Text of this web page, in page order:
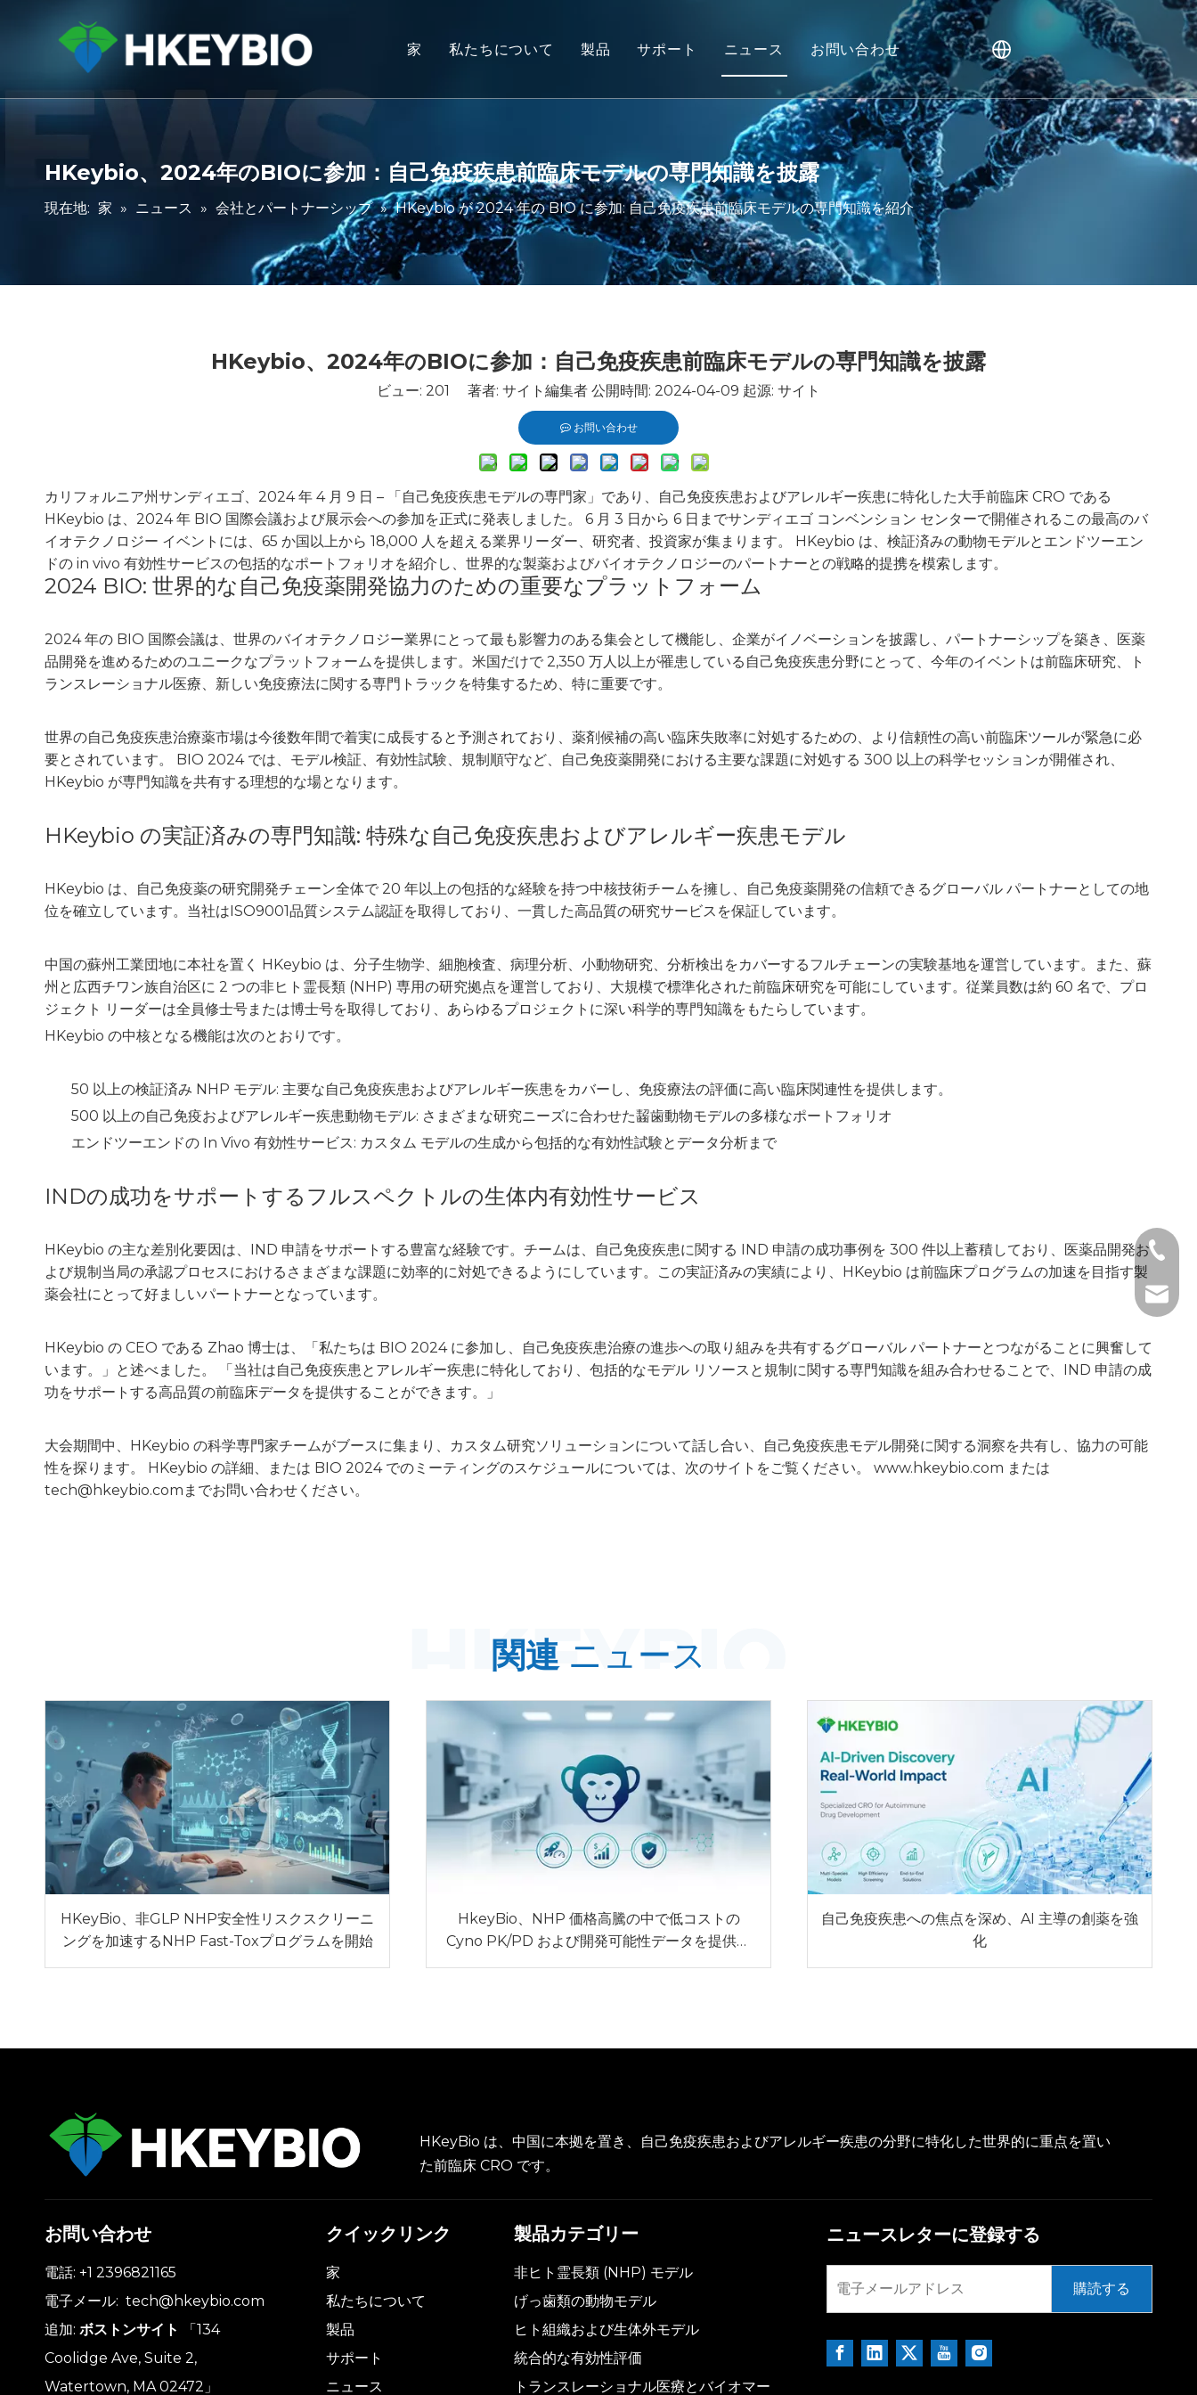
家 私たちについて 製品
ヒト組織および生体外モデル
統合的な有効性評価
トランスレーショナル医療とバイオマーカー
IND提出サポート
サポート
ダウンロード
よくある質問
お客様の声
ニュース お問い合わせ
HKeybio、2024年のBIOに参加：自己免疫疾患前臨床モデルの専門知識を披露
現在地: 家 » ニュース » 会社とパートナーシップ » HKeybio が 2024 年の BIO に参加: 自己免疫疾患前臨床モデルの専門知識を紹介
HKeybio、2024年のBIOに参加：自己免疫疾患前臨床モデルの専門知識を披露
ビュー: 201 著者: サイト編集者 公開時間: 2024-04-09 起源: サイト
お問い合わせ
カリフォルニア州サンディエゴ、2024 年 4 月 9 日 – 「自己免疫疾患モデルの専門家」であり、自己免疫疾患およびアレルギー疾患に特化した大手前臨床 CRO である
HKeybio は、2024 年 BIO 国際会議および展示会への参加を正式に発表しました。 6 月 3 日から 6 日までサンディエゴ コンベンション センターで開催されるこの最高のバ
イオテクノロジー イベントには、65 か国以上から 18,000 人を超える業界リーダー、研究者、投資家が集まります。 HKeybio は、検証済みの動物モデルとエンドツーエン
ドの in vivo 有効性サービスの包括的なポートフォリオを紹介し、世界的な製薬およびバイオテクノロジーのパートナーとの戦略的提携を模索します。
2024 BIO: 世界的な自己免疫薬開発協力のための重要なプラットフォーム
2024 年の BIO 国際会議は、世界のバイオテクノロジー業界にとって最も影響力のある集会として機能し、企業がイノベーションを披露し、パートナーシップを築き、医薬
品開発を進めるためのユニークなプラットフォームを提供します。米国だけで 2,350 万人以上が罹患している自己免疫疾患分野にとって、今年のイベントは前臨床研究、ト
ランスレーショナル医療、新しい免疫療法に関する専門トラックを特集するため、特に重要です。
世界の自己免疫疾患治療薬市場は今後数年間で着実に成長すると予測されており、薬剤候補の高い臨床失敗率に対処するための、より信頼性の高い前臨床ツールが緊急に必
要とされています。 BIO 2024 では、モデル検証、有効性試験、規制順守など、自己免疫薬開発における主要な課題に対処する 300 以上の科学セッションが開催され、
HKeybio が専門知識を共有する理想的な場となります。
HKeybio の実証済みの専門知識: 特殊な自己免疫疾患およびアレルギー疾患モデル
HKeybio は、自己免疫薬の研究開発チェーン全体で 20 年以上の包括的な経験を持つ中核技術チームを擁し、自己免疫薬開発の信頼できるグローバル パートナーとしての地
位を確立しています。当社はISO9001品質システム認証を取得しており、一貫した高品質の研究サービスを保証しています。
中国の蘇州工業団地に本社を置く HKeybio は、分子生物学、細胞検査、病理分析、小動物研究、分析検出をカバーするフルチェーンの実験基地を運営しています。また、蘇
州と広西チワン族自治区に 2 つの非ヒト霊長類 (NHP) 専用の研究拠点を運営しており、大規模で標準化された前臨床研究を可能にしています。従業員数は約 60 名で、プロ
ジェクト リーダーは全員修士号または博士号を取得しており、あらゆるプロジェクトに深い科学的専門知識をもたらしています。
HKeybio の中核となる機能は次のとおりです。
50 以上の検証済み NHP モデル: 主要な自己免疫疾患およびアレルギー疾患をカバーし、免疫療法の評価に高い臨床関連性を提供します。
500 以上の自己免疫およびアレルギー疾患動物モデル: さまざまな研究ニーズに合わせた齧歯動物モデルの多様なポートフォリオ
エンドツーエンドの In Vivo 有効性サービス: カスタム モデルの生成から包括的な有効性試験とデータ分析まで
INDの成功をサポートするフルスペクトルの生体内有効性サービス
HKeybio の主な差別化要因は、IND 申請をサポートする豊富な経験です。チームは、自己免疫疾患に関する IND 申請の成功事例を 300 件以上蓄積しており、医薬品開発お
よび規制当局の承認プロセスにおけるさまざまな課題に効率的に対処できるようにしています。この実証済みの実績により、HKeybio は前臨床プログラムの加速を目指す製
薬会社にとって好ましいパートナーとなっています。
HKeybio の CEO である Zhao 博士は、「私たちは BIO 2024 に参加し、自己免疫疾患治療の進歩への取り組みを共有するグローバル パートナーとつながることに興奮して
います。」と述べました。 「当社は自己免疫疾患とアレルギー疾患に特化しており、包括的なモデル リソースと規制に関する専門知識を組み合わせることで、IND 申請の成
功をサポートする高品質の前臨床データを提供することができます。」
大会期間中、HKeybio の科学専門家チームがブースに集まり、カスタム研究ソリューションについて話し合い、自己免疫疾患モデル開発に関する洞察を共有し、協力の可能
性を探ります。 HKeybio の詳細、または BIO 2024 でのミーティングのスケジュールについては、次のサイトをご覧ください。 www.hkeybio.com または
tech@hkeybio.comまでお問い合わせください。
関連ニュース
HKeyBio、非GLP NHP安全性リスクスクリーニ
ングを加速するNHP Fast-Toxプログラムを開始
HkeyBio、NHP 価格高騰の中で低コストの
Cyno PK/PD および開発可能性データを提供す
る「NHP Fast-PoC」プログラムを開始
自己免疫疾患への焦点を深め、AI 主導の創薬を強
化
HKeyBio は、中国に本拠を置き、自己免疫疾患およびアレルギー疾患の分野に特化した世界的に重点を置い
た前臨床 CRO です。
お問い合わせ
電話: +1 2396821165
電子メール: tech@hkeybio.com
追加: ボストンサイト
「134
Coolidge Ave, Suite 2,
Watertown, MA 02472」
+1
+86-
クイックリンク
家
私たちについて
製品
サポート
ニュース
製品カテゴリー
非ヒト霊長類 (NHP) モデル
げっ歯類の動物モデル
ヒト組織および生体外モデル
統合的な有効性評価
トランスレーショナル医療とバイオマー
ニュースレターに登録する
購読する